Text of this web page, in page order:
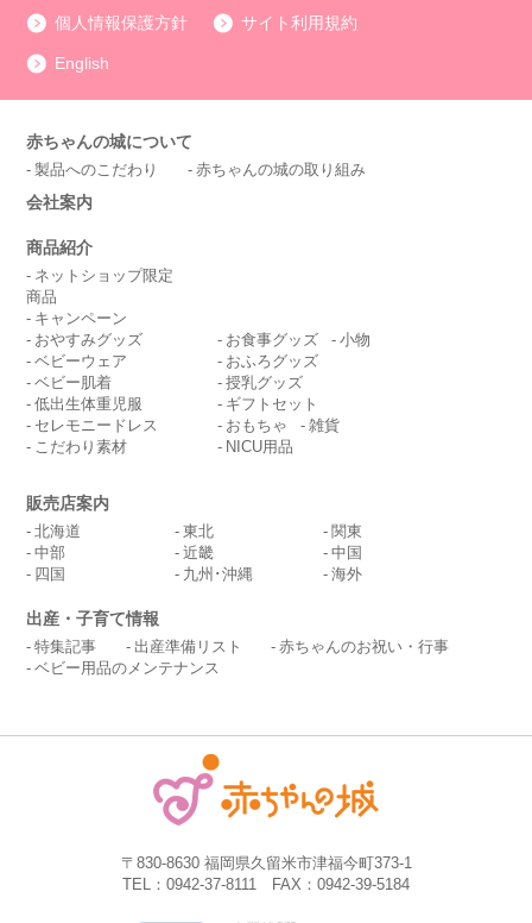
個人情報保護方針 サイト利用規約
English
赤ちゃんの城について
製品へのこだわり 赤ちゃんの城の取り組み
会社案内
商品紹介
ネットショップ限定
商品
キャンペーン
おやすみグッズ
ベビーウェア
ベビー肌着
低出生体重児服
セレモニードレス
こだわり素材
お食事グッズ
小物
おふろグッズ
授乳グッズ
ギフトセット
おもちゃ
雑貨
NICU用品
販売店案内
北海道 東北
関東
中部
近畿
中国
四国
九州･沖縄 海外
出産・子育て情報
特集記事 出産準備リスト
赤ちゃんのお祝い・行事
ベビー用品のメンテナンス
〒830-8630 福岡県久留米市津福今町373-1
TEL：0942-37-8111 FAX：0942-39-5184